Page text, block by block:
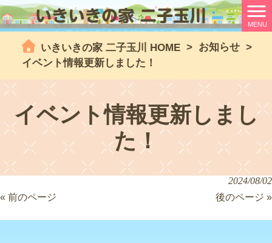
MENU
いきいきの家 二子玉川 HOME > お知らせ >
イベント情報更新しました！
イベント情報更新しまし
た！
2024/08/02
« 前のページ
後のページ »